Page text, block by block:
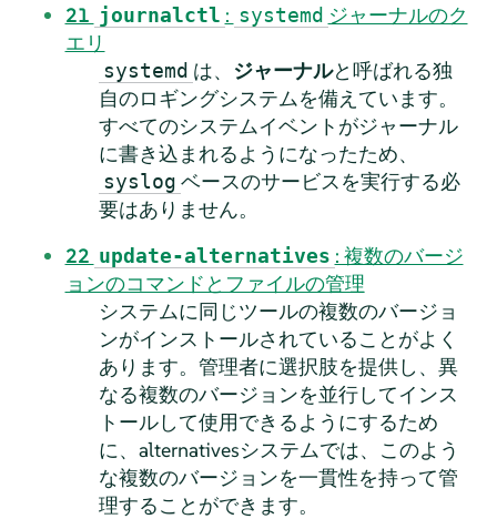
21 journalctl : systemd ジャーナルのク
エリ
systemd は、 ジャーナルと呼ばれる独
自のロギングシステムを備えています。
すべてのシステムイベントがジャーナル
に書き込まれるようになったため、
syslog ベースのサービスを実行する必
要はありません。
22 update-alternatives : 複数のバージ
ョンのコマンドとファイルの管理
システムに同じツールの複数のバージョ
ンがインストールされていることがよく
あります。管理者に選択肢を提供し、異
なる複数のバージョンを並行してインス
トールして使用できるようにするため
に、alternativesシステムでは、このよう
な複数のバージョンを一貫性を持って管
理することができます。